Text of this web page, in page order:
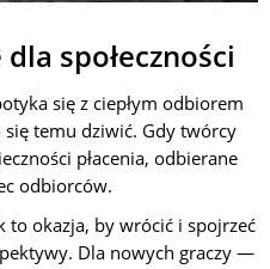
społeczności
się z ciepłym odbiorem
temu dziwić. Gdy twórcy
płacenia, odbierane
odbiorców.
okazja, by wrócić i spojrzeć
Dla nowych graczy —